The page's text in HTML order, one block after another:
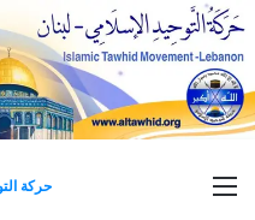
حركة القائمة